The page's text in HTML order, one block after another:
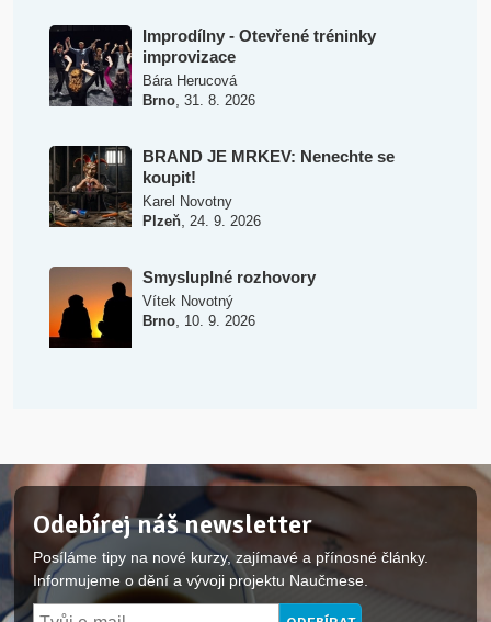
Improdílny - Otevřené tréninky
improvizace
Bára Herucová
Brno, 31. 8. 2026
BRAND JE MRKEV: Nenechte se
koupit!
Karel Novotny
Plzeň, 24. 9. 2026
Smysluplné rozhovory
Vítek Novotný
Brno, 10. 9. 2026
Odebírej náš newsletter
Posíláme tipy na nové kurzy, zajímavé a přínosné články.
Informujeme o dění a vývoji projektu Naučmese.